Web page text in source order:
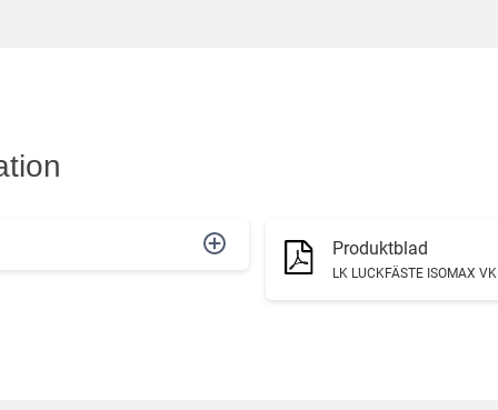
Produktblad
LK LUCKFÄSTE ISOMAX